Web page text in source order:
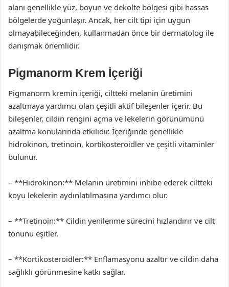
alanı genellikle yüz, boyun ve dekolte bölgesi gibi hassas
bölgelerde yoğunlaşır. Ancak, her cilt tipi için uygun
olmayabileceğinden, kullanmadan önce bir dermatolog ile
danışmak önemlidir.
Pigmanorm Krem İçeriği
Pigmanorm kremin içeriği, ciltteki melanin üretimini
azaltmaya yardımcı olan çeşitli aktif bileşenler içerir. Bu
bileşenler, cildin rengini açma ve lekelerin görünümünü
azaltma konularında etkilidir. İçeriğinde genellikle
hidrokinon, tretinoin, kortikosteroidler ve çeşitli vitaminler
bulunur.
– **Hidrokinon:** Melanin üretimini inhibe ederek ciltteki
koyu lekelerin aydınlatılmasına yardımcı olur.
– **Tretinoin:** Cildin yenilenme sürecini hızlandırır ve cilt
tonunu eşitler.
– **Kortikosteroidler:** Enflamasyonu azaltır ve cildin daha
sağlıklı görünmesine katkı sağlar.